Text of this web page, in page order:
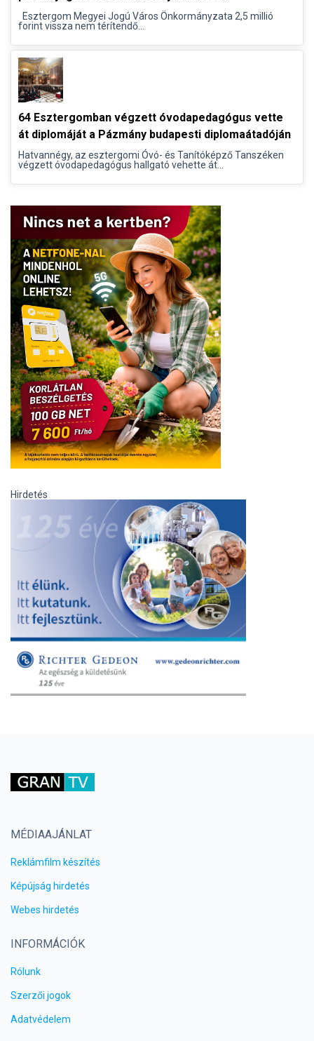
Esztergom Megyei Jogú Város Önkormányzata 2,5 millió
forint vissza nem térítendő...
64 Esztergomban végzett óvodapedagógus vette
át diplomáját a Pázmány budapesti diplomaátadóján
Hatvannégy, az esztergomi Óvó- és Tanítóképző Tanszéken
végzett óvodapedagógus hallgató vehette át...
Hirdetés
MÉDIAAJÁNLAT
Reklámfilm készítés
Képújság hirdetés
Webes hirdetés
INFORMÁCIÓK
Rólunk
Szerzői jogok
Adatvédelem